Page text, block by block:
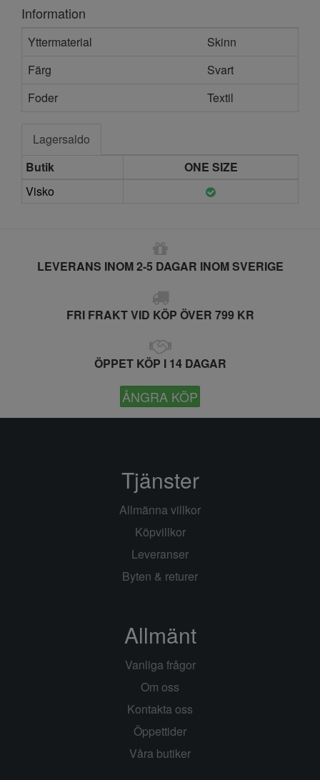
Information
Yttermaterial
Skinn
Färg
Svart
Foder
Textil
Lagersaldo
Butik
ONE SIZE
Visko
LEVERANS INOM 2-5 DAGAR INOM SVERIGE
FRI FRAKT VID KÖP ÖVER 799 KR
ÖPPET KÖP I 14 DAGAR
ÅNGRA KÖP
Tjänster
Allmänna villkor
Köpvillkor
Leveranser
Byten & returer
Allmänt
Vanliga frågor
Om oss
Kontakta oss
Öppettider
Våra butiker